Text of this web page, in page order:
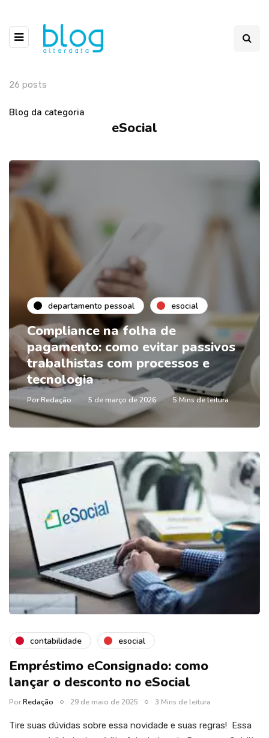
26 posts
Blog da categoria
eSocial
departamento pessoal esocial
Compliance na folha de
pagamento: como evitar passivos
trabalhistas com processos e
tecnologia
PorRedação 5 de março de 2026 5 Mins de leitura
contabilidade esocial
Empréstimo eConsignado: como
lançar o desconto no eSocial
PorRedação 29 de maio de 2025 3 Mins de leitura
Tire suas dúvidas sobre essa novidade e suas regras! Essa